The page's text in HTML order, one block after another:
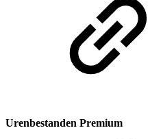
Urenbestanden Premium